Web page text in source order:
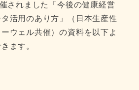
されました「今後の健康経営
活用のあり方」（日本生産性
ウェル共催）の資料を以下よ
ます。